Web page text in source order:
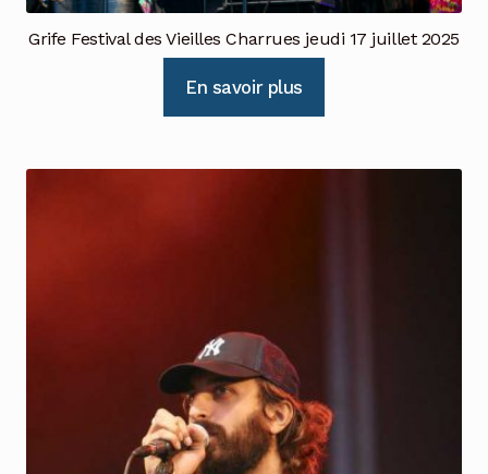
Grife Festival des Vieilles Charrues jeudi 17 juillet 2025
En savoir plus